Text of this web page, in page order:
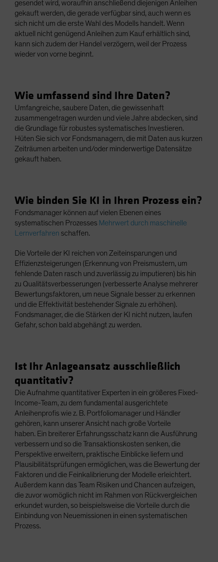
gesendet wird, woraufhin anschließend diejenigen Anleihen
gekauft werden, die gerade verfügbar sind, auch wenn es
sich nicht um die erste Wahl des Modells handelt. Wenn
aktuell nicht genügend Anleihen zum Kauf erhältlich sind,
kann sich zudem der Handel verzögern, weil der Prozess
wieder von vorne beginnt.
Wie umfassend sind Ihre Daten?
Umfangreiche, saubere Daten, die gewissenhaft
zusammengetragen wurden und viele Jahre abdecken, sind
die Grundlage für robustes systematisches Investieren.
Hüten Sie sich vor Fondsmanagern, die mit Daten aus kurzen
Zeiträumen arbeiten und/oder minderwertige Datensätze
gekauft haben.
Wie binden Sie KI in Ihren Prozess ein?
Fondsmanager können auf vielen Ebenen eines
systematischen Prozesses Mehrwert durch maschinelle
Lernverfahren schaffen.
Die Vorteile der KI reichen von Zeiteinsparungen und
Effizienzsteigerungen (Erkennung von Preismustern, um
fehlende Daten rasch und zuverlässig zu imputieren) bis hin
zu Qualitätsverbesserungen (verbesserte Analyse mehrerer
Bewertungsfaktoren, um neue Signale besser zu erkennen
und die Effektivität bestehender Signale zu erhöhen).
Fondsmanager, die die Stärken der KI nicht nutzen, laufen
Gefahr, schon bald abgehängt zu werden.
Ist Ihr Anlageansatz ausschließlich
quantitativ?
Die Aufnahme quantitativer Experten in ein größeres Fixed-
Income-Team, zu dem fundamental ausgerichtete
Anleihenprofis wie z. B. Portfoliomanager und Händler
gehören, kann unserer Ansicht nach große Vorteile
haben. Ein breiterer Erfahrungsschatz kann die Ausführung
verbessern und so die Transaktionskosten senken, die
Perspektive erweitern, praktische Einblicke liefern und
Plausibilitätsprüfungen ermöglichen, was die Bewertung der
Faktoren und die Feinkalibrierung der Modelle erleichtert.
Außerdem kann das Team Risiken und Chancen aufzeigen,
die zuvor womöglich nicht im Rahmen von Rückvergleichen
erkundet wurden, so beispielsweise die Vorteile durch die
Einbindung von Neuemissionen in einen systematischen
Prozess.